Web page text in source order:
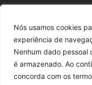
Nós usamos cookies
experiência de
Nenhum dado pessoal
é armazenado. Ao
concorda com os